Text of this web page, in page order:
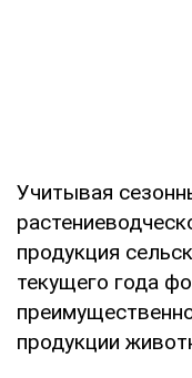
Учитывая
продукция
текущего года
продукции